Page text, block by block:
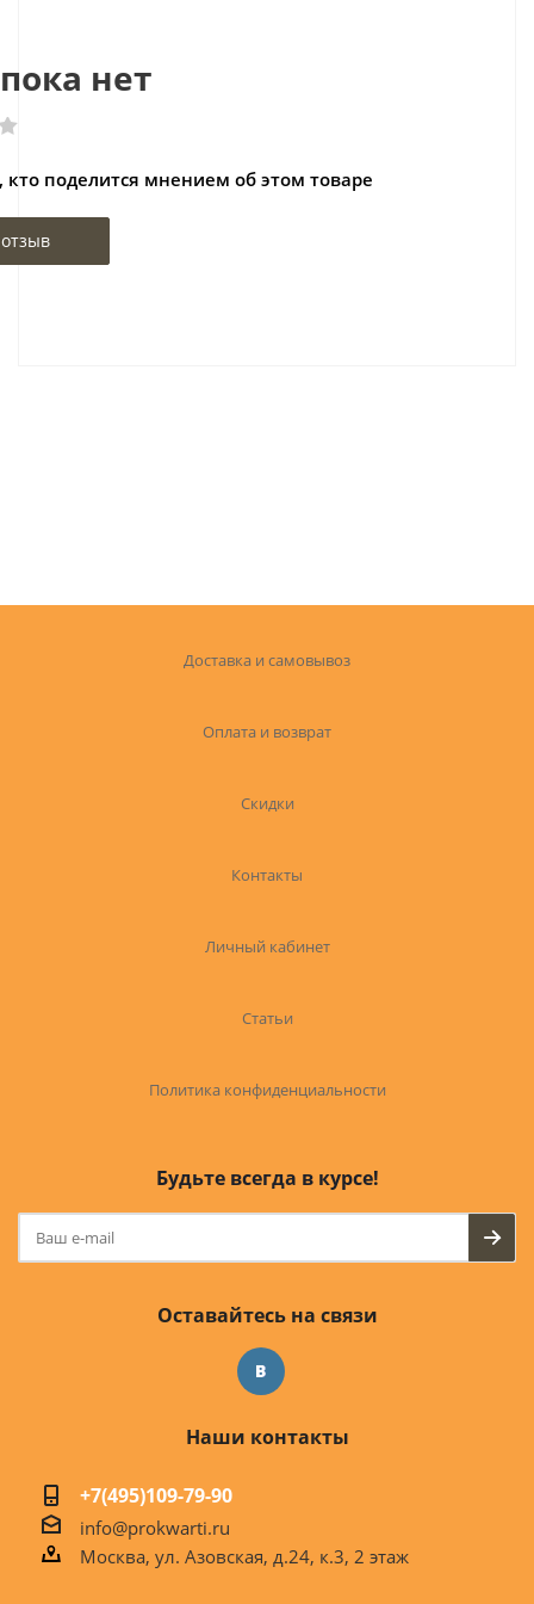
нет
поделится мнением об этом товаре
Доставка и самовывоз
Оплата и возврат
Скидки
Контакты
Личный кабинет
Статьи
Политика конфиденциальности
Будьте всегда в курсе!
Оставайтесь на связи
Наши контакты
+7(495)109-79-90
info@prokwarti.ru
Москва, ул. Азовская, д.24, к.3, 2 этаж